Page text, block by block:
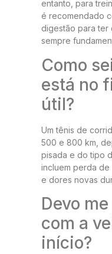
entanto, para
é recomendado
digestão para ter
sempre
Como
está no
útil?
Um tênis de
500 e 800 km,
pisada e do tipo
incluem perda de
e dores novas
Devo
com a
início?